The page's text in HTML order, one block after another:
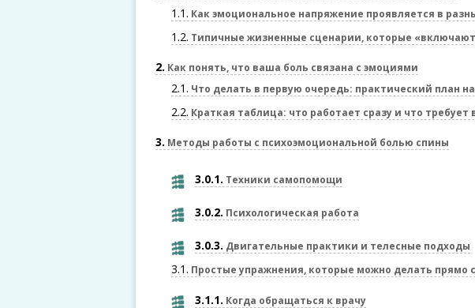
1.1 Как эмоциональное напряжение проявляется в
1.2 Типичные жизненные сценарии, которые
2 Как понять, что ваша боль связана с эмоциями
2.1 Что делать в первую очередь: практический план
2.2 Краткая таблица: что работает сразу и что требует
3 Методы работы с психоэмоциональной болью спины
3.0.1 Техники самопомощи
3.0.2 Психологическая работа
3.0.3 Двигательные практики и телесные подходы
3.1 Простые упражнения, которые можно делать прямо
3.1.1 Когда обращаться к врачу